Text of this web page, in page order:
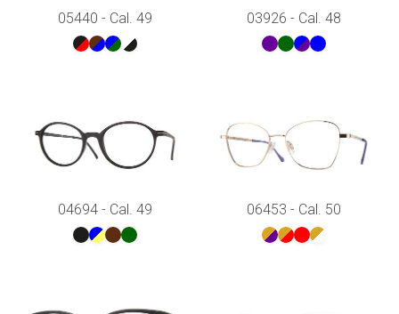
05440 - Cal. 49 03926 - Cal. 48
04694 - Cal. 49 06453 - Cal. 50